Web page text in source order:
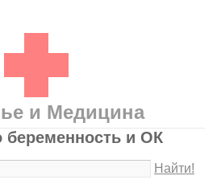
и Медицина
беременность и ОК
Найти!